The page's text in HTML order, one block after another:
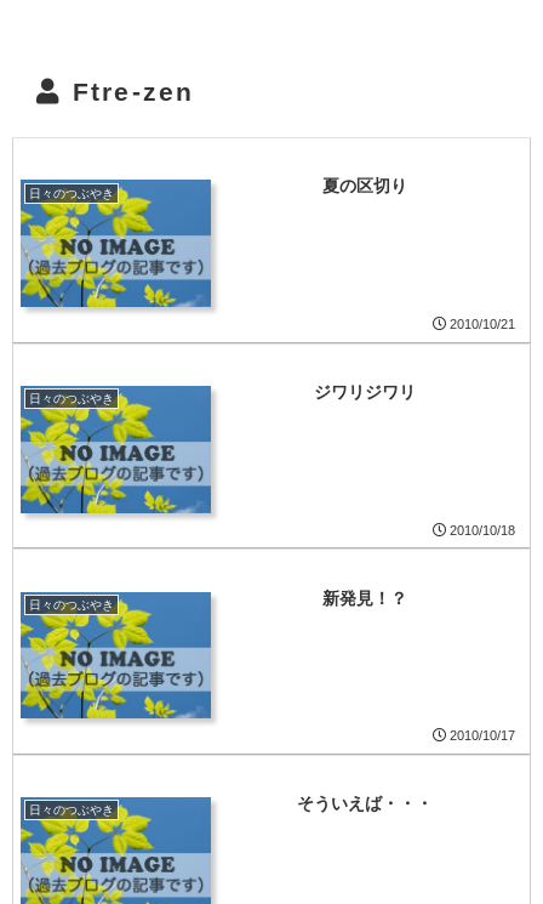
Ftre-zen
日々のつぶやき 夏の区切り
2010/10/21
日々のつぶやき ジワリジワリ
2010/10/18
日々のつぶやき 新発見！？
2010/10/17
日々のつぶやき そういえば・・・